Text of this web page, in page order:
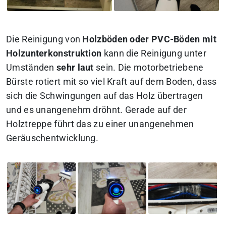
Die Reinigung von Holzböden oder PVC-Böden mit
Holzunterkonstruktion kann die Reinigung unter
Umständen sehr laut sein. Die motorbetriebene
Bürste rotiert mit so viel Kraft auf dem Boden, dass
sich die Schwingungen auf das Holz übertragen
und es unangenehm dröhnt. Gerade auf der
Holztreppe führt das zu einer unangenehmen
Geräuschentwicklung.